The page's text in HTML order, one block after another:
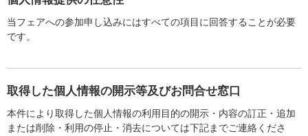
当フェアへの参加申し込みにはすべての項目に回答することが必要
です。
取得した個人情報の開示等及びお問合せ窓口
本件により取得した個人情報の利用目的の開示・内容の訂正・追加
または削除・利用の停止・消去については下記までご連絡くださ